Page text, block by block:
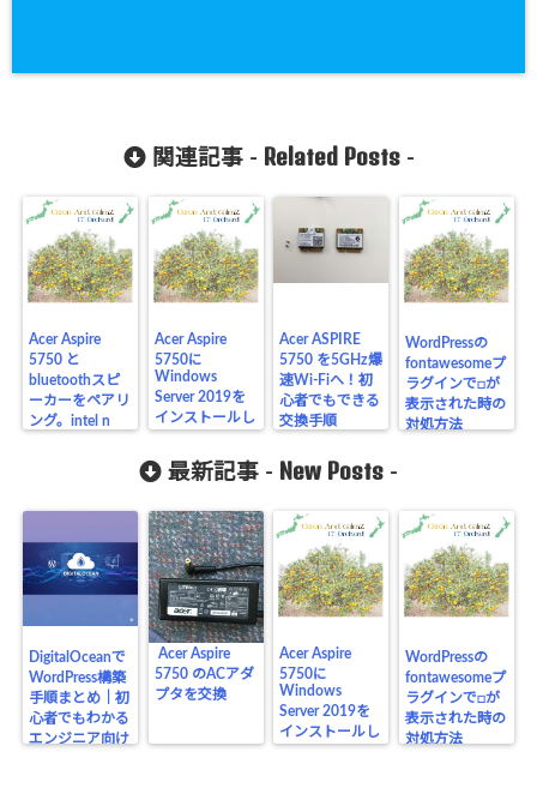
関連記事 - Related Posts-
Acer Aspire
5750 と
bluetoothスピ
ーカーをペアリ
ング。intel n
Acer Aspire
5750に
Windows
Server 2019を
インストールし
Acer ASPIRE
5750 を5GHz爆
速Wi-Fiへ！初
心者でもできる
交換手順
WordPressの
fontawesomeプ
ラグインで□が
表示された時の
対処方法
最新記事 - New Posts -
DigitalOceanで
WordPress構築
手順まとめ｜初
心者でもわかる
エンジニア向け
Acer Aspire
5750 のACアダ
プタを交換
Acer Aspire
5750に
Windows
Server 2019を
インストールし
WordPressの
fontawesomeプ
ラグインで□が
表示された時の
対処方法